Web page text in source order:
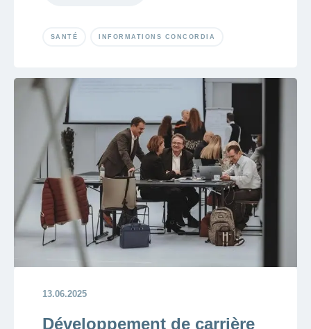
SANTÉ INFORMATIONS CONCORDIA
13.06.2025
Développement de carrière